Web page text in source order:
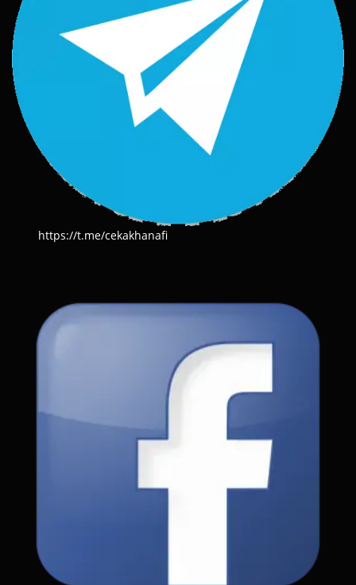
https://t.me/cekakhanafi